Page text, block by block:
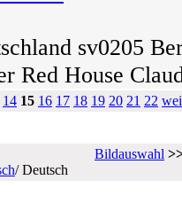
sv0205
Red House
14 15 16 17 18 19 20 21 22
Bildauswahl
/ Deutsch